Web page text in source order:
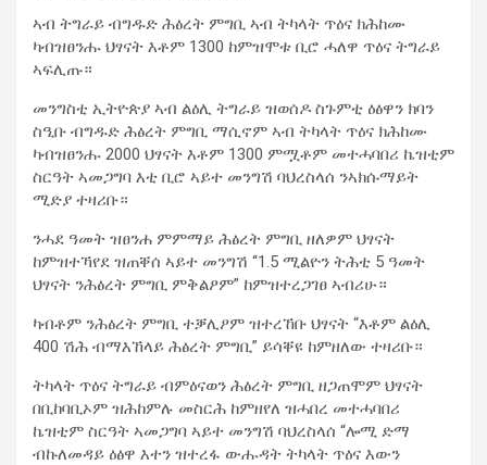
ኣብ ትግራይ ብግዱድ ሕፅረት ምግቢ ኣብ ትካላት ጥዕና ክሕከሙ
ካብዝፀንሑ ህፃናት እቶም 1300 ከምዝሞቱ ቢሮ ሓለዋ ጥዕና ትግራይ
ኣፍሊጡ።
መንግስቲ ኢትዮጵያ ኣብ ልዕሊ ትግራይ ዝወሰዶ ስጉምቲ ዕፅዋን ክባን
ስዒቡ ብግዱድ ሕፅረት ምግቢ ማሲኖም ኣብ ትካላት ጥዕና ክሕከሙ
ካብዝፀንሑ 2000 ህፃናት እቶም 1300 ምሟቶም መተሓባበሪ ኬዝቲም
ስርዓት ኣመጋግባ እቲ ቢሮ ኣይተ መንግሽ ባህረስላሰ ንኣክሱማይት
ሚድያ ተዛሪቡ።
ንሓደ ዓመት ዝፀንሐ ምምማይ ሕፅረት ምግቢ ዘለዎም ህፃናት
ከምዝተኻየደ ዝጠቐሰ ኣይተ መንግሽ “1.5 ሚልዮን ትሕቲ 5 ዓመት
ህፃናት ንሕፅረት ምግቢ ምቅልዖም” ከምዝተረጋገፀ ኣብሪሁ።
ካብቶም ንሕፅረት ምግቢ ተቓሊዖም ዝተረኸቡ ህፃናት “እቶም ልዕሊ
400 ሽሕ ብማእኸላይ ሕፅረት ምግቢ” ይሳቐዩ ከምዘለው ተዛሪቡ።
ትካላት ጥዕና ትግራይ ብምዕናወን ሕፅረት ምግቢ ዘጋጠሞም ህፃናት
በቢከባቢኦም ዝሕከምሉ መስርሕ ከምዘየለ ዝሓበረ መተሓባበሪ
ኬዝቲም ስርዓት ኣመጋግባ ኣይተ መንግሽ ባህረስላሰ “ሎሚ ድማ
ብኩለመዳይ ዕፅዋ እተን ዝተረፋ ውሑዳት ትካላት ጥዕና እውን